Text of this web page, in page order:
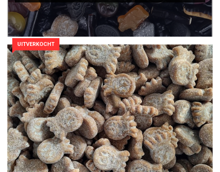
UITVERKOCHT